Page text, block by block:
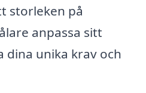
storleken på
anpassa sitt
dina unika krav och